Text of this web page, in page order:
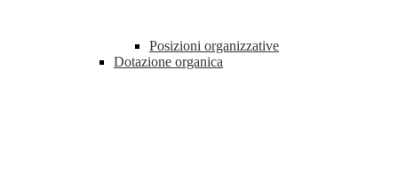
Posizioni organizzative
Dotazione organica